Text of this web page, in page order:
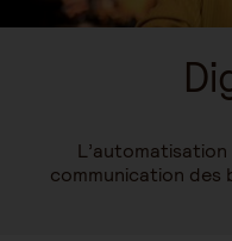
communication